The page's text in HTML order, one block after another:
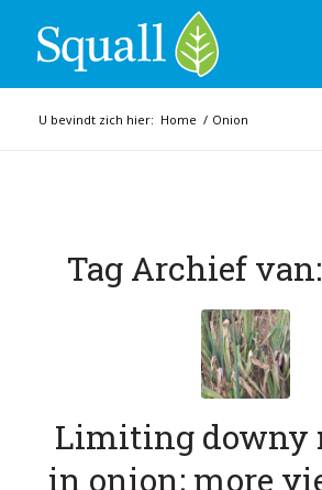
U bevindt zich hier: Home / Onion
Tag Archief van:
Limiting downy
in onion; more